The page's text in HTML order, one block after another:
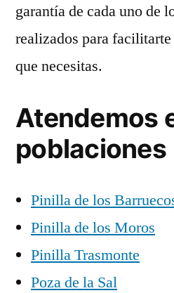
garantía de cada uno de
realizados para
que necesitas.
Atendemos
poblaciones
Pinilla de los
Pinilla de los Moros
Pinilla Trasmonte
Poza de la Sal